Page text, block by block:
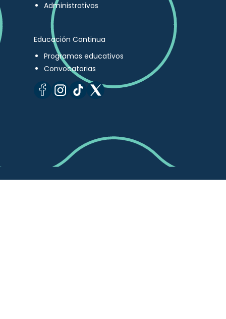
Administrativos
Educación Continua
Programas educativos
Convocatorias